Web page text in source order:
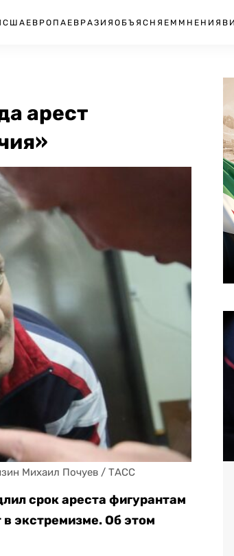
США ЕВРОПА ЕВРАЗИЯ ОБЪЯСНЯЕМ МНЕНИЯ
арест
Михаил Почуев / ТАСС
срок ареста фигурантам
экстремизме. Об этом